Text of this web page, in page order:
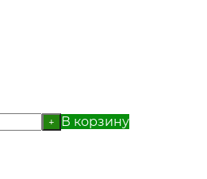
+
В корзину